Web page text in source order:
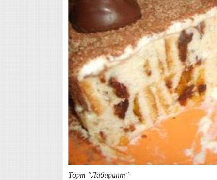
Торт "Лабиринт"